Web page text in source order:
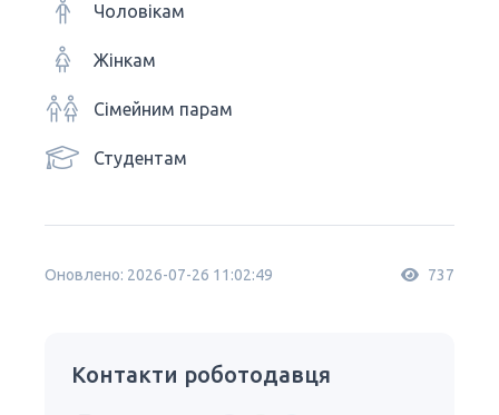
Чоловікам
Жінкам
Сімейним парам
Студентам
Оновлено: 2026-07-26 11:02:49 737
Контакти роботодавця